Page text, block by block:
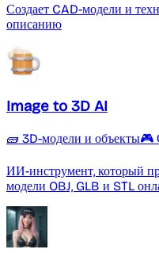
Создает CAD-модели и
описанию
Image to 3D AI
🧱 3D-модели и объекты🎮
ИИ-инструмент, который
модели OBJ, GLB и STL